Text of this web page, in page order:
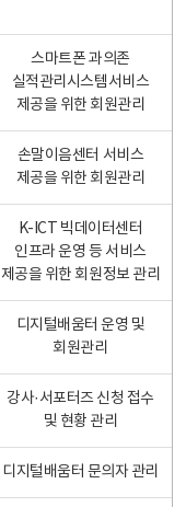
스마트폰 과의존
실적관리시스템서비스
제공을 위한 회원관리
손말이음센터 서비스
제공을 위한 회원관리
K-ICT 빅데이터센터
인프라 운영 등 서비스
제공을 위한 회원정보 관리
디지털배움터 운영 및
회원관리
강사·서포터즈 신청 접수
및 현황 관리
디지털배움터 문의자 관리